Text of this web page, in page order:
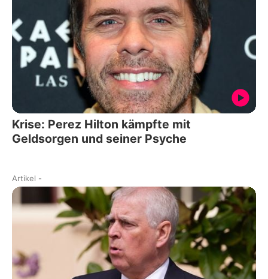
Krise: Perez Hilton kämpfte mit
Geldsorgen und seiner Psyche
Artikel -